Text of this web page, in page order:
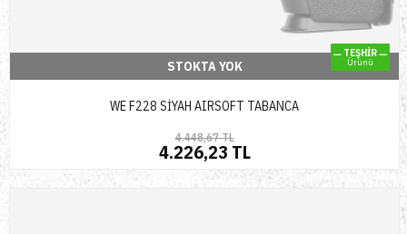
TEŞHİR
Ürünü
STOKTA YOK
WE F228 SİYAH AIRSOFT TABANCA
4.448,67 TL
4.226,23 TL